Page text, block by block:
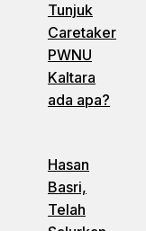
Tunjuk
Caretaker
PWNU
Kaltara
ada apa?
Hasan
Basri,
Telah